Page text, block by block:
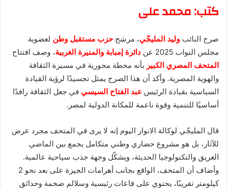
كتب: محمد على
صرح النائب وليد المليجّي، مرشح حزب مستقبل وطن لعضوية
مجلس النواب 2025 عن
دائرة إمبابة والمنيرة الغربية، وصف افتتاح
المتحف المصري الكبير بأنه محطة محورية في مسيرة الثقافة
والهوية المصرية. وأكد أن هذا الصرح يمثل تجسيدًا لرؤية القيادة
السياسية بقيادة الرئيس عبد الفتاح السيسي في جعل الثقافة رافدًا
أساسيًا للتنمية وقوة ناعمة للمكانة الدولية لمصر.
قال المليجّي لوكالة الانوار اليوم إنه لا يرى في المتحف مجرد عرض
للآثار، بل هو مشروع حضاري وطني متكامل يجمع بين الماضي
العريق والتكنولوجيا الحديثة، ويشكّل وجهة جذب سياحية عالمية.
وأضاف أن المتحف، الواقع بجانب أهرامات الجيزة على بعد نحو 2
كيلومتر تقريبًا، يحتوي على قاعات رئيسية وسلالم ضخمة وحدائق